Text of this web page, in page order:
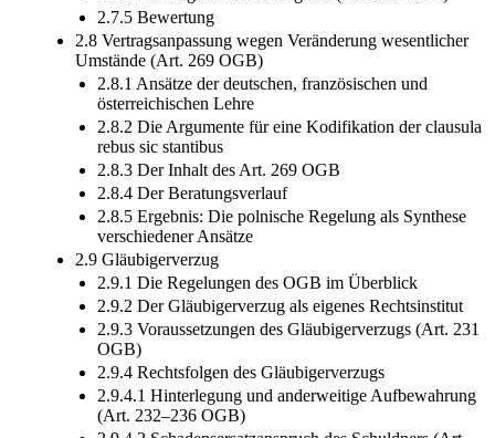
2.7.5 Bewertung
2.8 Vertragsanpassung wegen Veränderung wesentlicher
Umstände (Art. 269 OGB)
2.8.1 Ansätze der deutschen, französischen und
österreichischen Lehre
2.8.2 Die Argumente für eine Kodifikation der clausula
rebus sic stantibus
2.8.3 Der Inhalt des Art. 269 OGB
2.8.4 Der Beratungsverlauf
2.8.5 Ergebnis: Die polnische Regelung als Synthese
verschiedener Ansätze
2.9 Gläubigerverzug
2.9.1 Die Regelungen des OGB im Überblick
2.9.2 Der Gläubigerverzug als eigenes Rechtsinstitut
2.9.3 Voraussetzungen des Gläubigerverzugs (Art. 231
OGB)
2.9.4 Rechtsfolgen des Gläubigerverzugs
2.9.4.1 Hinterlegung und anderweitige Aufbewahrung
(Art. 232–236 OGB)